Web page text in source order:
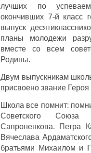
лучших по
окончивших 7-й класс
выпуск
планы молодежи
вместе со всем
Родины.
Двум выпускникам
присвоено звание
Школа все помнит:
Советского Союза
Сапроненкова. Петра
Вячеслава
братьями Михаилом и